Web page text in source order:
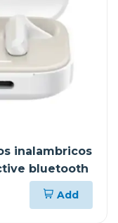
inalambricos
bluetooth
Add